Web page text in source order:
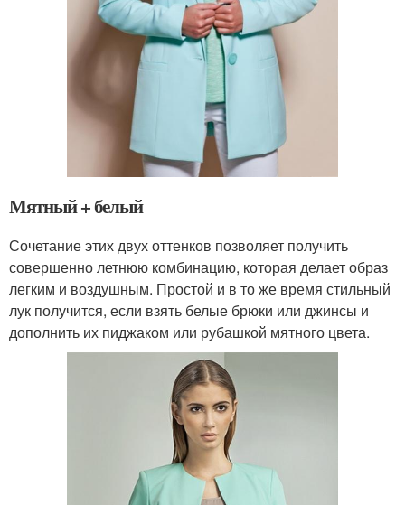
Мятный + белый
Сочетание этих двух оттенков позволяет получить
совершенно летнюю комбинацию, которая делает образ
легким и воздушным. Простой и в то же время стильный
лук получится, если взять белые брюки или джинсы и
дополнить их пиджаком или рубашкой мятного цвета.